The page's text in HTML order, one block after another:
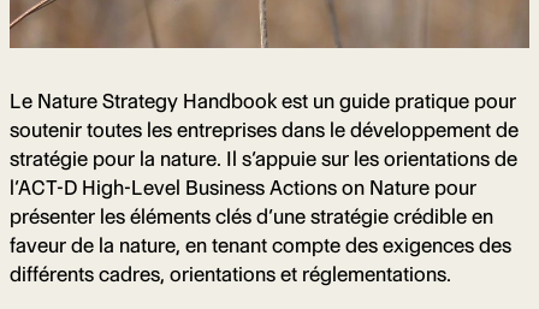
Le Nature Strategy Handbook est un guide pratique pour
soutenir toutes les entreprises dans le développement de
stratégie pour la nature. Il s’appuie sur les orientations de
l’ACT-D High-Level Business Actions on Nature pour
présenter les éléments clés d’une stratégie crédible en
faveur de la nature, en tenant compte des exigences des
différents cadres, orientations et réglementations.